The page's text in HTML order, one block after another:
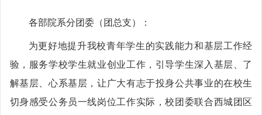
各部院系分团委（团总支）：
为更好地提升我校青年学生的实践能力和基层工作经
验，服务学校学生就业创业工作，引导学生深入基层、了
解基层、心系基层，让广大有志于投身公共事业的在校生
切身感受公务员一线岗位工作实际，校团委联合西城团区